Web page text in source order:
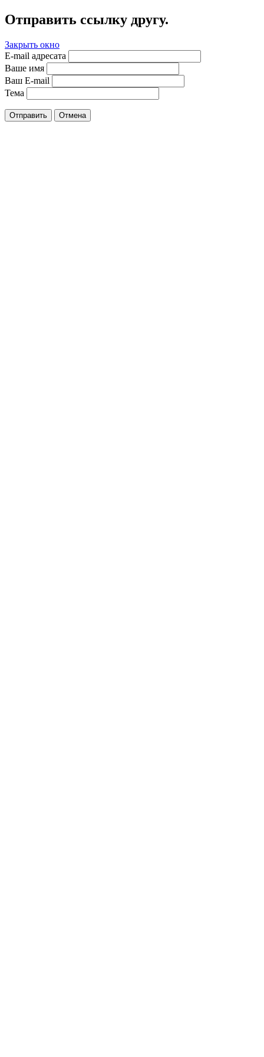
Отправить ссылку другу.
Закрыть окно
E-mail адресата
Ваше имя
Ваш E-mail
Тема
Отправить Отмена